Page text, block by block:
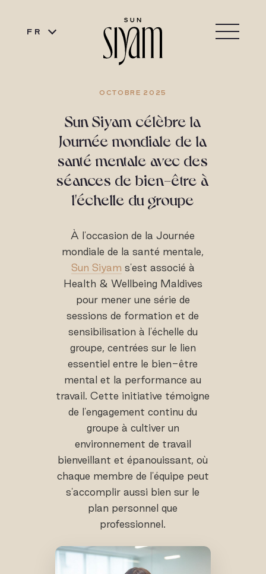
FR
OCTOBRE 2025
Sun Siyam célèbre la
Journée mondiale de la
santé mentale avec des
séances de bien-être à
l'échelle du groupe
À l'occasion de la Journée
mondiale de la santé mentale,
Sun Siyam s'est associé à
Health & Wellbeing Maldives
pour mener une série de
sessions de formation et de
sensibilisation à l'échelle du
groupe, centrées sur le lien
essentiel entre le bien-être
mental et la performance au
travail. Cette initiative témoigne
de l'engagement continu du
groupe à cultiver un
environnement de travail
bienveillant et épanouissant, où
chaque membre de l'équipe peut
s'accomplir aussi bien sur le
plan personnel que
professionnel.